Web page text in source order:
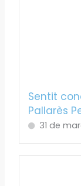
Sentit
Pallarès
31 de